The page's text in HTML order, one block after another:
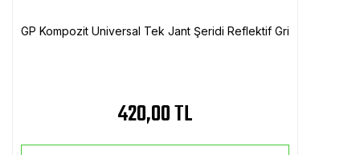
GP Kompozit Universal Tek Jant Şeridi Reflektif Gri
420,00 TL